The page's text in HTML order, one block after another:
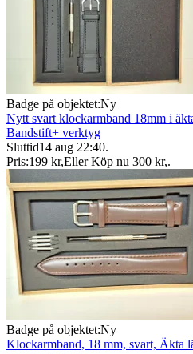
Badge på objektet:Ny
Nytt svart klockarmband 18mm i
Bandstift+ verktyg
Sluttid14 aug 22:40.
Pris:199 kr,Eller Köp nu 300 kr,.
Badge på objektet:Ny
Klockarmband, 18 mm, svart, Äkta